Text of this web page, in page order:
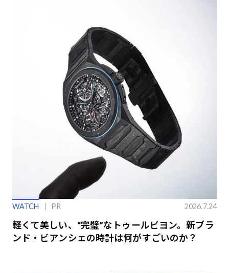
WATCH PR 2026.7.24
軽くて美しい、“完璧”なトゥールビヨン。新ブラ
ンド・ビアンシェの時計は何がすごいのか？